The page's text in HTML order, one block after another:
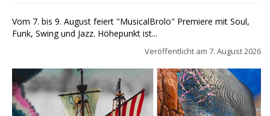
Vom 7. bis 9. August feiert "MusicalBrolo" Premiere mit Soul,
Funk, Swing und Jazz. Höhepunkt ist...
Veröffentlicht am 7. August 2026